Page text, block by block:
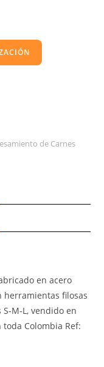
de Carnes
en acero
herramientas filosas
M-L, vendido en
Colombia Ref: